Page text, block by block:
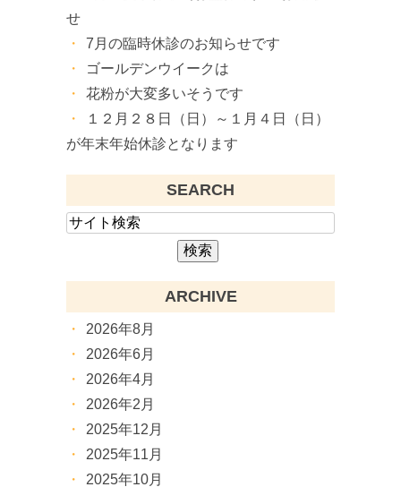
せ
7月の臨時休診のお知らせです
ゴールデンウイークは
花粉が大変多いそうです
１２月２８日（日）～１月４日（日）
が年末年始休診となります
SEARCH
ARCHIVE
2026年8月
2026年6月
2026年4月
2026年2月
2025年12月
2025年11月
2025年10月